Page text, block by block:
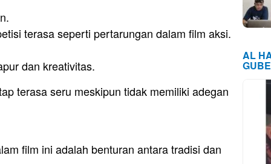
terasa seperti pertarungan dalam film aksi.
dan kreativitas.
terasa seru meskipun tidak memiliki adegan
film ini adalah benturan antara tradisi dan
AL